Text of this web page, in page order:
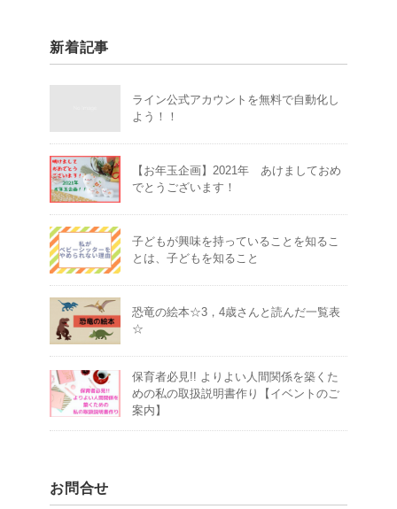
新着記事
ライン公式アカウントを無料で自動化し
よう！！
【お年玉企画】2021年 あけましておめ
でとうございます！
子どもが興味を持っていることを知るこ
とは、子どもを知ること
恐竜の絵本☆3，4歳さんと読んだ一覧表
☆
保育者必見!! よりよい人間関係を築くた
めの私の取扱説明書作り【イベントのご
案内】
お問合せ